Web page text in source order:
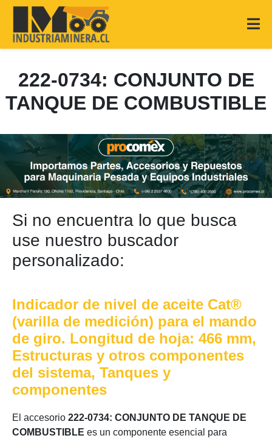
222-0734: CONJUNTO DE
TANQUE DE COMBUSTIBLE
Si no encuentra lo que busca
use nuestro buscador
personalizado:
Indicador de nivel de aceite Cat®
(varilla de medición) para el mando
de giro. Longitud de hoja: 466 mm,
Estructuras y otros componentes
del sistema, Tanques y
componentes
El accesorio 222-0734: CONJUNTO DE TANQUE DE
COMBUSTIBLE es un componente esencial para